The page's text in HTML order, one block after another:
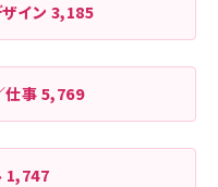
イン 3,185
仕事 5,769
1,747